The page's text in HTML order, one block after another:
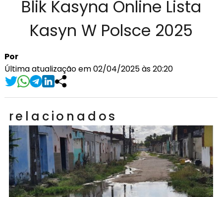
Blik Kasyna Online Lista
Kasyn W Polsce 2025
Por
Última atualização em 02/04/2025 às 20:20
relacionados